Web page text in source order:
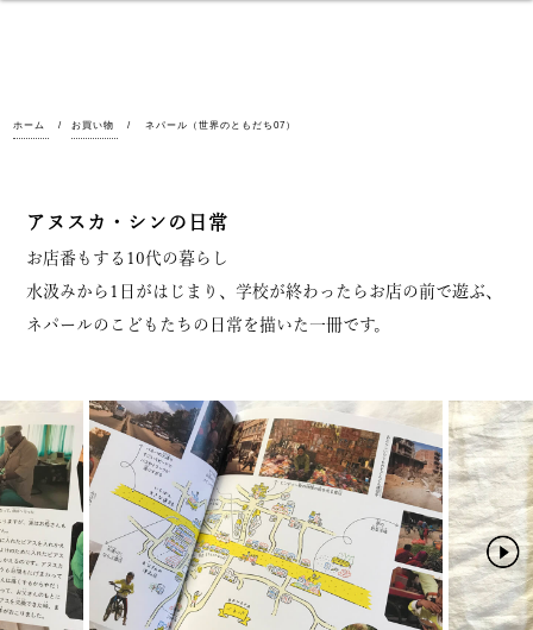
ホーム お買い物 ネパール（世界のともだち07）
アヌスカ・シンの日常
お店番もする10代の暮らし
水汲みから1日がはじまり、学校が終わったらお店の前で遊ぶ、
ネパールのこどもたちの日常を描いた一冊です。